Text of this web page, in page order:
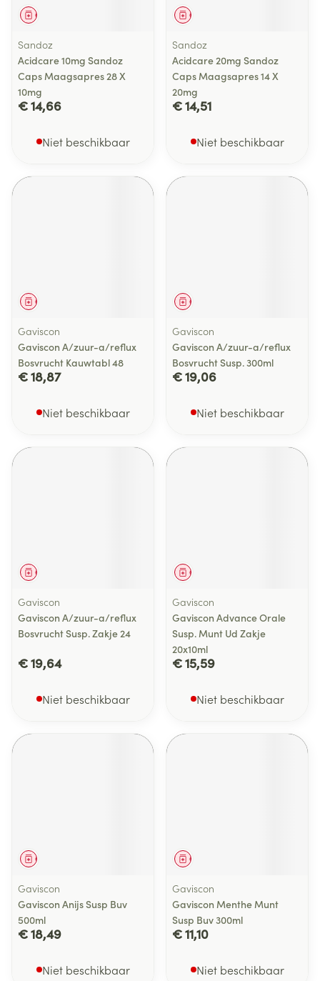
Geneesmiddel
Sandoz
Acidcare 10mg Sandoz
Caps Maagsapres 28 X
10mg
€ 14,66
Niet beschikbaar
Geneesmiddel
Sandoz
Acidcare 20mg Sandoz
Caps Maagsapres 14 X
20mg
€ 14,51
Niet beschikbaar
Geneesmiddel
Gaviscon
Gaviscon A/zuur-a/reflux
Bosvrucht Kauwtabl 48
€ 18,87
Niet beschikbaar
Geneesmiddel
Gaviscon
Gaviscon A/zuur-a/reflux
Bosvrucht Susp. 300ml
€ 19,06
Niet beschikbaar
Geneesmiddel
Gaviscon
Gaviscon A/zuur-a/reflux
Bosvrucht Susp. Zakje 24
€ 19,64
Niet beschikbaar
Geneesmiddel
Gaviscon
Gaviscon Advance Orale
Susp. Munt Ud Zakje
20x10ml
€ 15,59
Niet beschikbaar
Geneesmiddel
Gaviscon
Gaviscon Anijs Susp Buv
500ml
€ 18,49
Niet beschikbaar
Geneesmiddel
Gaviscon
Gaviscon Menthe Munt
Susp Buv 300ml
€ 11,10
Niet beschikbaar